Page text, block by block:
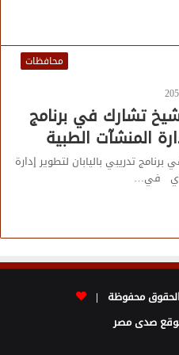
محافظات
205
تشارك في برنامج
المنشآت الطبية
تدريبي باليابان لتطوير إدارة
في…
صدى مصر